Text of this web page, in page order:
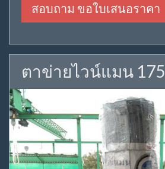
สอบถาม ขอใบเสนอราคา
ตาข่ายไวน์แมน 175